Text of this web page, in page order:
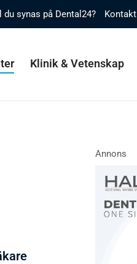
du synas på Dental24? Kontakt
Klinik & Vetenskap